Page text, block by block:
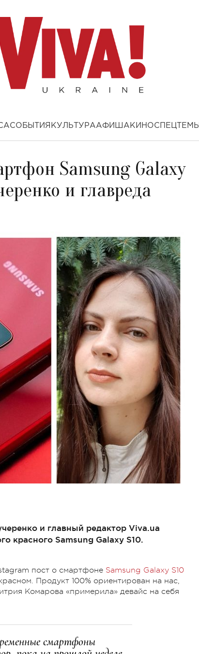
СОБЫТИЯ КУЛЬТУРААФИША КИНОСПЕЦТЕМЫ
Samsung Galaxy
и главреда
и главный редактор Viva.ua
красного Samsung Galaxy S10.
пост о смартфоне Samsung Galaxy S10
Продукт 100% ориентирован на нас,
Комарова «примерила» девайс на себя
смартфоны